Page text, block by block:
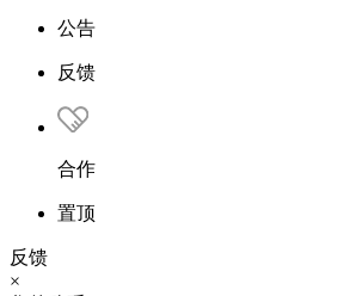
公告
反馈
合作
置顶
反馈
×